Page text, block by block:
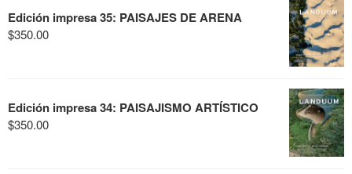
Edición impresa 35: PAISAJES DE ARENA
$350.00
Edición impresa 34: PAISAJISMO ARTÍSTICO
$350.00